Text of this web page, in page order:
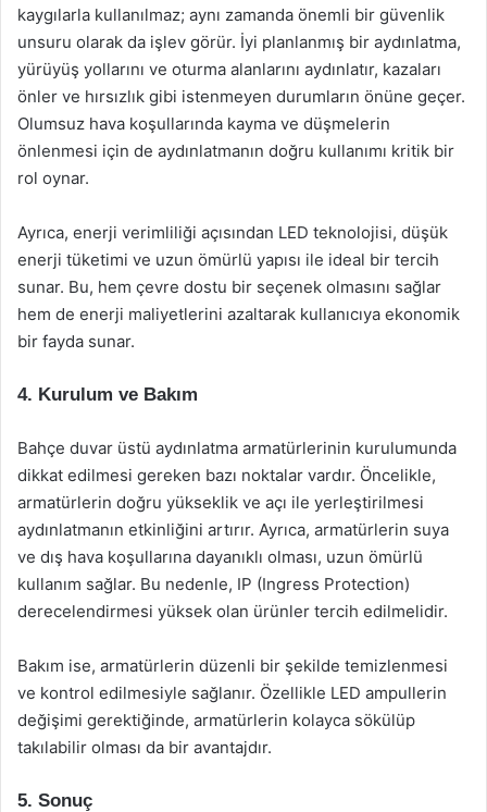
kaygılarla kullanılmaz; aynı zamanda önemli bir güvenlik
unsuru olarak da işlev görür. İyi planlanmış bir aydınlatma,
yürüyüş yollarını ve oturma alanlarını aydınlatır, kazaları
önler ve hırsızlık gibi istenmeyen durumların önüne geçer.
Olumsuz hava koşullarında kayma ve düşmelerin
önlenmesi için de aydınlatmanın doğru kullanımı kritik bir
rol oynar.
Ayrıca, enerji verimliliği açısından LED teknolojisi, düşük
enerji tüketimi ve uzun ömürlü yapısı ile ideal bir tercih
sunar. Bu, hem çevre dostu bir seçenek olmasını sağlar
hem de enerji maliyetlerini azaltarak kullanıcıya ekonomik
bir fayda sunar.
4. Kurulum ve Bakım
Bahçe duvar üstü aydınlatma armatürlerinin kurulumunda
dikkat edilmesi gereken bazı noktalar vardır. Öncelikle,
armatürlerin doğru yükseklik ve açı ile yerleştirilmesi
aydınlatmanın etkinliğini artırır. Ayrıca, armatürlerin suya
ve dış hava koşullarına dayanıklı olması, uzun ömürlü
kullanım sağlar. Bu nedenle, IP (Ingress Protection)
derecelendirmesi yüksek olan ürünler tercih edilmelidir.
Bakım ise, armatürlerin düzenli bir şekilde temizlenmesi
ve kontrol edilmesiyle sağlanır. Özellikle LED ampullerin
değişimi gerektiğinde, armatürlerin kolayca sökülüp
takılabilir olması da bir avantajdır.
5. Sonuç